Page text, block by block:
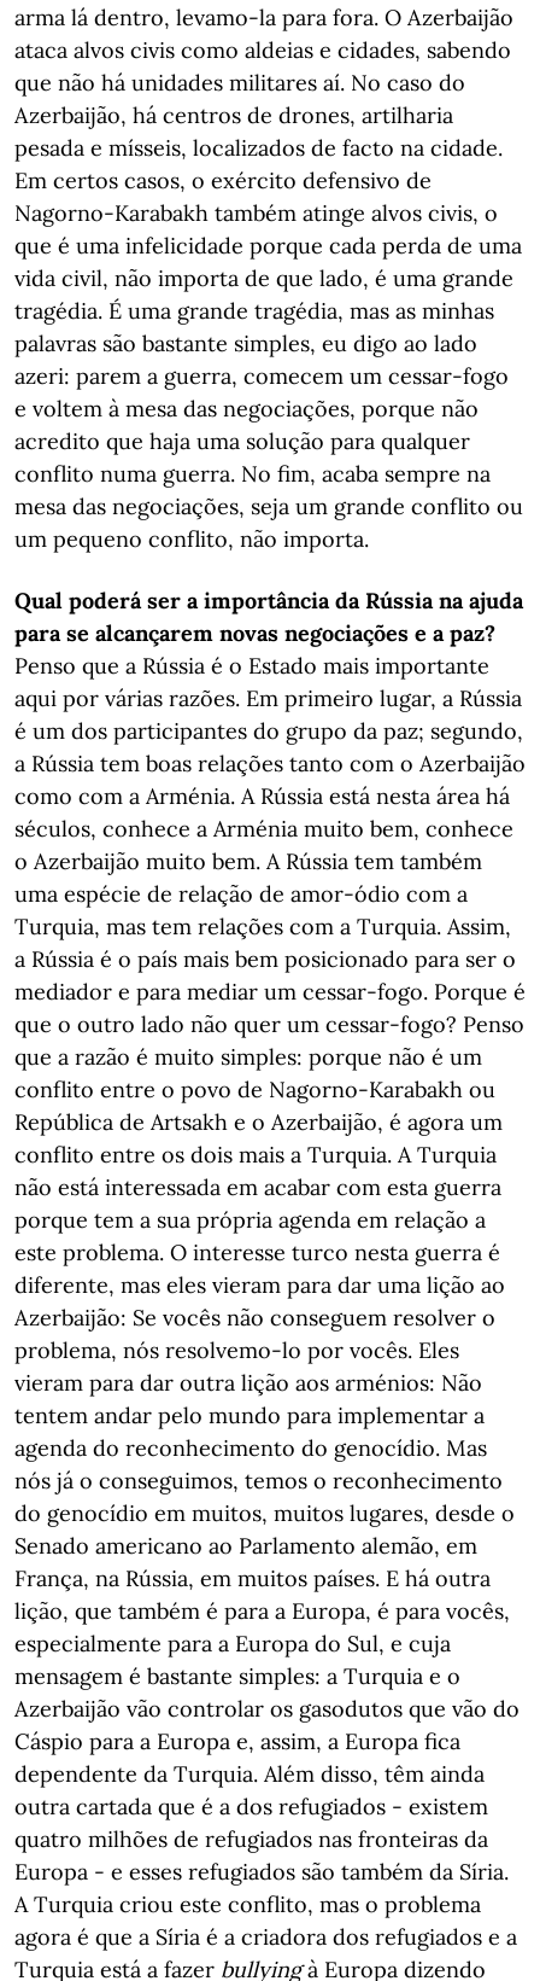
arma lá dentro, levamo-la para fora. O Azerbaijão
ataca alvos civis como aldeias e cidades, sabendo
que não há unidades militares aí. No caso do
Azerbaijão, há centros de drones, artilharia
pesada e mísseis, localizados de facto na cidade.
Em certos casos, o exército defensivo de
Nagorno-Karabakh também atinge alvos civis, o
que é uma infelicidade porque cada perda de uma
vida civil, não importa de que lado, é uma grande
tragédia. É uma grande tragédia, mas as minhas
palavras são bastante simples, eu digo ao lado
azeri: parem a guerra, comecem um cessar-fogo
e voltem à mesa das negociações, porque não
acredito que haja uma solução para qualquer
conflito numa guerra. No fim, acaba sempre na
mesa das negociações, seja um grande conflito ou
um pequeno conflito, não importa.
Qual poderá ser a importância da Rússia na ajuda
para se alcançarem novas negociações e a paz?
Penso que a Rússia é o Estado mais importante
aqui por várias razões. Em primeiro lugar, a Rússia
é um dos participantes do grupo da paz; segundo,
a Rússia tem boas relações tanto com o Azerbaijão
como com a Arménia. A Rússia está nesta área há
séculos, conhece a Arménia muito bem, conhece
o Azerbaijão muito bem. A Rússia tem também
uma espécie de relação de amor-ódio com a
Turquia, mas tem relações com a Turquia. Assim,
a Rússia é o país mais bem posicionado para ser o
mediador e para mediar um cessar-fogo. Porque é
que o outro lado não quer um cessar-fogo? Penso
que a razão é muito simples: porque não é um
conflito entre o povo de Nagorno-Karabakh ou
República de Artsakh e o Azerbaijão, é agora um
conflito entre os dois mais a Turquia. A Turquia
não está interessada em acabar com esta guerra
porque tem a sua própria agenda em relação a
este problema. O interesse turco nesta guerra é
diferente, mas eles vieram para dar uma lição ao
Azerbaijão: Se vocês não conseguem resolver o
problema, nós resolvemo-lo por vocês. Eles
vieram para dar outra lição aos arménios: Não
tentem andar pelo mundo para implementar a
agenda do reconhecimento do genocídio. Mas
nós já o conseguimos, temos o reconhecimento
do genocídio em muitos, muitos lugares, desde o
Senado americano ao Parlamento alemão, em
França, na Rússia, em muitos países. E há outra
lição, que também é para a Europa, é para vocês,
especialmente para a Europa do Sul, e cuja
mensagem é bastante simples: a Turquia e o
Azerbaijão vão controlar os gasodutos que vão do
Cáspio para a Europa e, assim, a Europa fica
dependente da Turquia. Além disso, têm ainda
outra cartada que é a dos refugiados - existem
quatro milhões de refugiados nas fronteiras da
Europa - e esses refugiados são também da Síria.
A Turquia criou este conflito, mas o problema
agora é que a Síria é a criadora dos refugiados e a
Turquia está a fazer bullyingà Europa dizendo